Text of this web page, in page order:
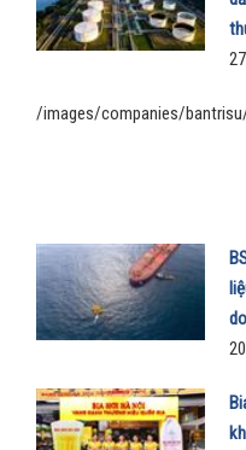
/images/companies/bantrisu/